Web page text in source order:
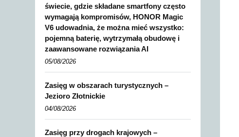
świecie, gdzie składane smartfony często
wymagają kompromisów, HONOR Magic
V6 udowadnia, że można mieć wszystko:
pojemną baterię, wytrzymałą obudowę i
zaawansowane rozwiązania AI
05/08/2026
Zasięg w obszarach turystycznych –
Jezioro Złotnickie
04/08/2026
Zasięg przy drogach krajowych –